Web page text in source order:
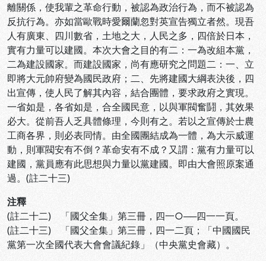
離關係，使我輩之革命行動，被認為政治行為，而不被認為
反抗行為。亦如當歐戰時愛爾蘭忽對英宣告獨立者然。現吾
人有廣東、四川數省，土地之大，人民之多，四倍於日本，
實有力量可以建國。本次大會之目的有二：一為改組本黨，
二為建設國家。而建設國家，尚有應研究之問題二：一、立
即將大元帥府變為國民政府；二、先將建國大綱表決後，四
出宣傳，使人民了解其內容，結合團體，要求政府之實現。
一省如是，各省如是，合全國民意，以與軍閥奮鬪，其效果
必大。從前吾人乏具體條理，今則有之。若以之宣傳於士農
工商各界，則必表同情。由全國團結成為一體，為大示威運
動，則軍閥安有不倒？革命安有不成？又謂：黨有力量可以
建國，黨員應有此思想與力量以黨建國。即由大會照原案通
過。(註二十三)
注釋
(註二十二) 「國父全集」第三冊，四一○──四一一頁。
(註二十三) 「國父全集」第三冊，四一二頁；「中國國民
黨第一次全國代表大會會議紀錄」（中央黨史會藏）。